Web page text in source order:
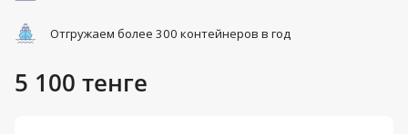
Отгружаем более 300 контейнеров в год
5 100 тенге